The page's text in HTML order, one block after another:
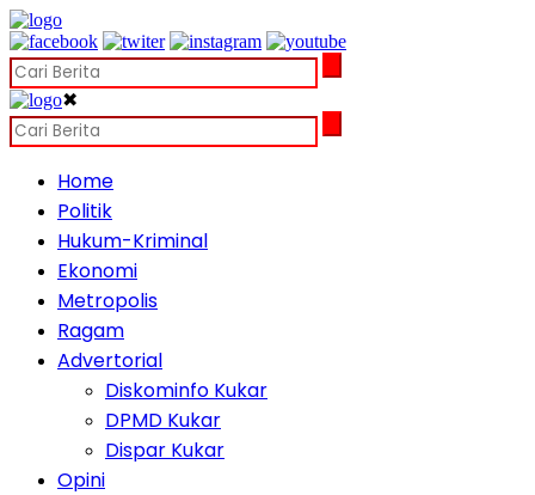
✖
Home
Politik
Hukum-Kriminal
Ekonomi
Metropolis
Ragam
Advertorial
Diskominfo Kukar
DPMD Kukar
Dispar Kukar
Opini